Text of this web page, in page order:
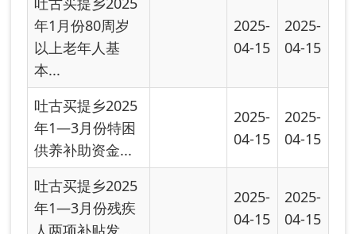
居民最低生活...
吐古买提乡2025
年1—3月份城镇
居民最低生活...
2025-
吐古买提乡2024
年5月份特困供养
补贴汇总表
2024-
06-05
吐古买提乡2024
年4月份特困供养
补贴汇总表
06-05